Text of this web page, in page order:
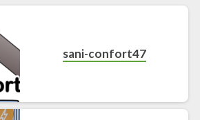
sani-confort47